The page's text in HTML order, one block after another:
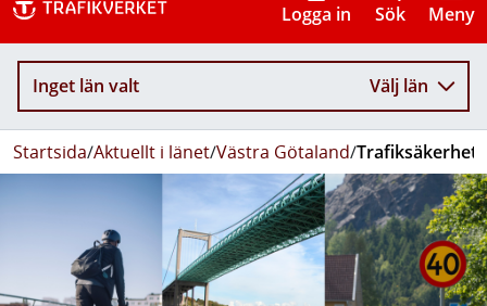
Logga in Sök Meny
Inget län valt Välj län
Startsida/Aktuellt i länet/Västra Götaland/